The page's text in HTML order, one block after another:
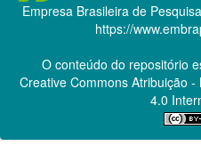
Empresa Brasileira de
https://
O conteúdo do repositório
Creative CommonsAtribuição -
4.0